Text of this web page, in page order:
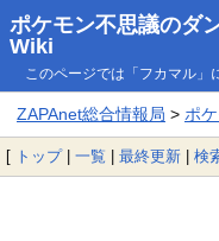
ポケモン不思議のダ
Wiki
このページでは「フカマル」
ZAPAnet総合情報局 > ポ
[ トップ| 一覧 | 最終更新 | 検